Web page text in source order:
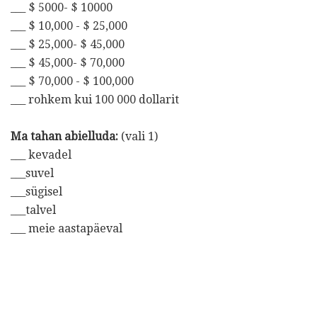
___ $ 5000- $ 10000
___ $ 10,000 - $ 25,000
___ $ 25,000- $ 45,000
___ $ 45,000- $ 70,000
___ $ 70,000 - $ 100,000
___ rohkem kui 100 000 dollarit
Ma tahan abielluda: (vali 1)
___ kevadel
___suvel
___sügisel
___talvel
___ meie aastapäeval